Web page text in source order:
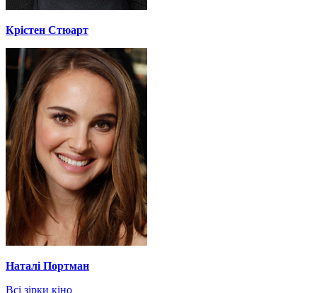
Крістен Стюарт
Наталі Портман
Всі зірки кіно